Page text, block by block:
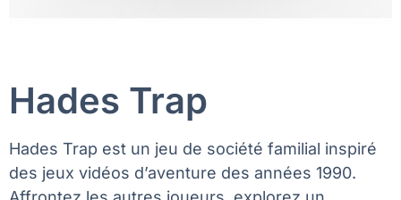
Hades Trap
Hades Trap est un jeu de société familial inspiré
des jeux vidéos d’aventure des années 1990.